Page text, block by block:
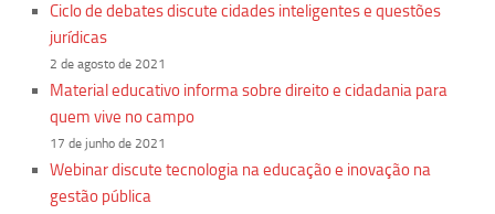
Ciclo de debates discute cidades inteligentes e questões
jurídicas
2 de agosto de 2021
Material educativo informa sobre direito e cidadania para
quem vive no campo
17 de junho de 2021
Webinar discute tecnologia na educação e inovação na
gestão pública